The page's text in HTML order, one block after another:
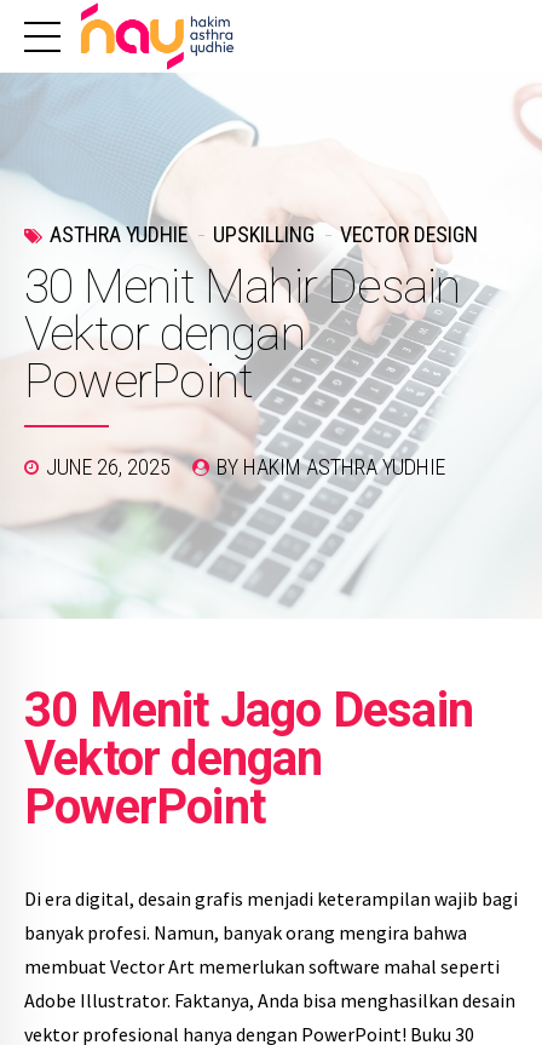
ASTHRA YUDHIE UPSKILLING VECTOR DESIGN
30 Menit Mahir Desain
Vektor dengan
PowerPoint
JUNE 26, 2025 BY HAKIM ASTHRA YUDHIE
30 Menit Jago Desain
Vektor dengan
PowerPoint
Di era digital, desain grafis menjadi keterampilan wajib bagi
banyak profesi. Namun, banyak orang mengira bahwa
membuat Vector Art memerlukan software mahal seperti
Adobe Illustrator. Faktanya, Anda bisa menghasilkan desain
vektor profesional hanya dengan PowerPoint! Buku 30